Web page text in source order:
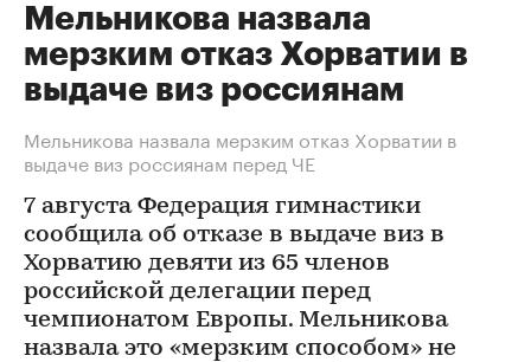
Мельникова назвала
мерзким отказ Хорватии в
выдаче виз россиянам
Мельникова назвала мерзким отказ Хорватии в
выдаче виз россиянам перед ЧЕ
7 августа Федерация гимнастики
сообщила об отказе в выдаче виз в
Хорватию девяти из 65 членов
российской делегации перед
чемпионатом Европы. Мельникова
назвала это «мерзким способом» не